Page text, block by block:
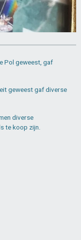
Pol geweest, gaf
geweest gaf diverse
diverse
te koop zijn.